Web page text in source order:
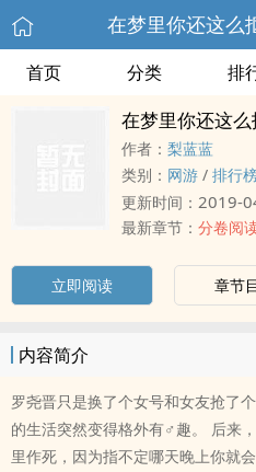
在梦里你还这么
首页 分类 排
在梦里你还这
作者： 梨蓝蓝
类别： 网游 / 排行
更新时间： 2019-
最新章节： 分卷阅
立即阅读 章节
内容简介
罗尧晋只是换了个女号和女友抢了
的生活突然变得格外有♂趣。 后来
里作死，因为指不定哪天晚上你就